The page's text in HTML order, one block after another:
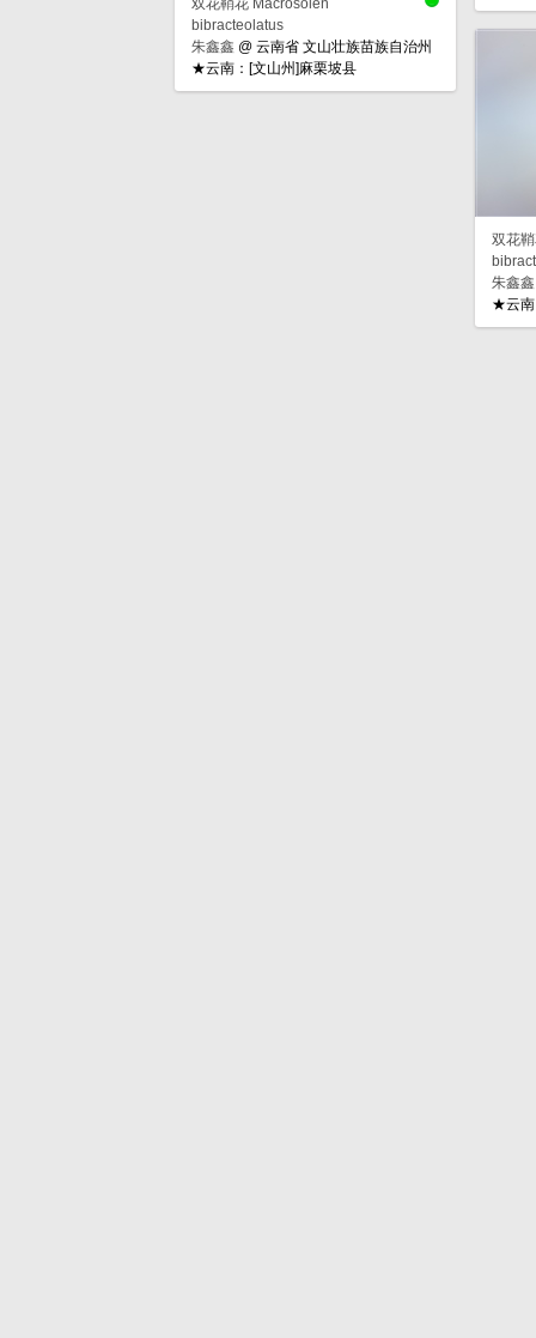
双花鞘花 Macrosolen
bibracteolatus
朱鑫鑫 @云南省 文山壮族苗族自治州
★云南：[文山州]麻栗坡县
双花
朱鑫鑫
★云南